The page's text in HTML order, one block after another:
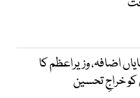
اضافہ، وزیراعظم کا
کو خراجِ تحسین